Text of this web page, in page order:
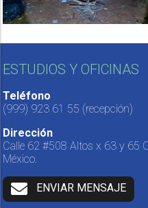
ESTUDIOS Y OFICINAS
Teléfono
(999) 923 61 55 (recepción)
Dirección
Calle 62 #508 Altos x 63 y 65
México.
ENVIAR MENSAJE